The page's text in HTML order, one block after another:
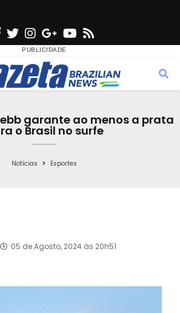
F
c
e
o
T
w
i
t
e
n
s
t
g
r
a
G
o
o
g
e
Y
u
t
b
s
garante ao menos a prata
o Brasil no surfe
Notícias Esportes
05 de Agosto, 2024 às 20h51